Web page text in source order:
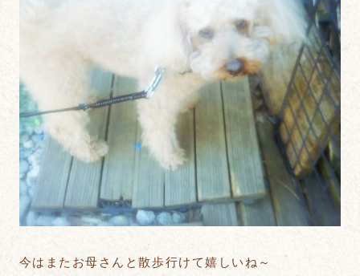
今はまたお母さんと散歩行けて嬉しいね～